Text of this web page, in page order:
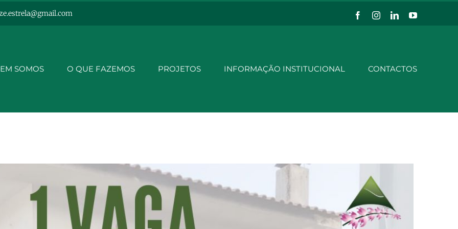
FacebookInstagramLinkedInYouTube
SOMOS O QUE FAZEMOS PROJETOS INFORMAÇÃO INSTITUCIONAL CONTACTOS